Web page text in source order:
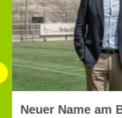
Jubiläum in den